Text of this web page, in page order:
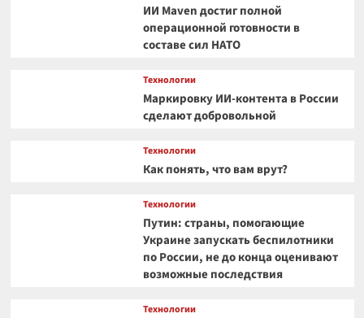
ИИ Maven достиг полной
операционной готовности в
составе сил НАТО
Технологии
Маркировку ИИ-контента в России
сделают добровольной
Технологии
Как понять, что вам врут?
Технологии
Путин: страны, помогающие
Украине запускать беспилотники
по России, не до конца оценивают
возможные последствия
Технологии